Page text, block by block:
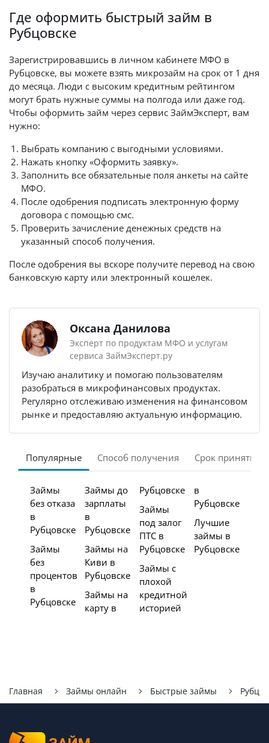
Где оформить быстрый займ в
Рубцовске
Зарегистрировавшись в личном кабинете МФО в
Рубцовске, вы можете взять микрозайм на срок от 1 дня
до месяца. Люди с высоким кредитным рейтингом
могут брать нужные суммы на полгода или даже год.
Чтобы оформить займ через сервис ЗаймЭксперт, вам
нужно:
Выбрать компанию с выгодными условиями.
Нажать кнопку «Оформить заявку».
Заполнить все обязательные поля анкеты на сайте
МФО.
После одобрения подписать электронную форму
договора с помощью смс.
Проверить зачисление денежных средств на
указанный способ получения.
После одобрения вы вскоре получите перевод на свою
банковскую карту или электронный кошелек.
Оксана Данилова
Эксперт по продуктам МФО и услугам
сервиса ЗаймЭксперт.ру
Изучаю аналитику и помогаю пользователям
разобраться в микрофинансовых продуктах.
Регулярно отслеживаю изменения на финансовом
рынке и предоставляю актуальную информацию.
Популярные Способ получения Срок принятия
Займы
без отказа
в
Рубцовске
Займы
без
процентов
в
Рубцовске
Займы до
зарплаты
в
Рубцовске
Займы на
Киви в
Рубцовске
Займы на
карту в
Рубцовске
Займы
под залог
ПТС в
Рубцовске
Займы с
плохой
кредитной
историей
в
Рубцовске
Лучшие
займы в
Рубцовске
Главная Займы онлайн Быстрые займы